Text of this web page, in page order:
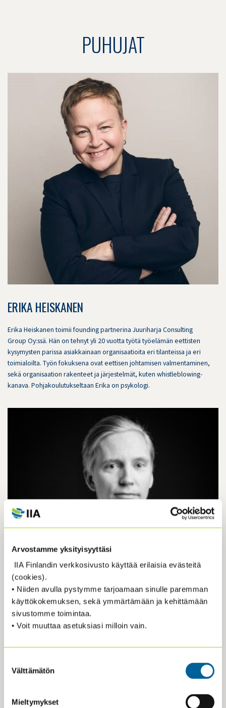
Arvostamme yksityisyyttäsi
IIA Finlandin verkkosivusto käyttää erilaisia evästeitä
(cookies).
• Niiden avulla pystymme tarjoamaan sinulle paremman
käyttökokemuksen, sekä ymmärtämään ja kehittämään
sivustomme toimintaa.
• Voit muuttaa asetuksiasi milloin vain.
valinta
Välttämätön
Mieltymykset
PUHUJAT
ERIKA HEISKANEN
Erika Heiskanen toimii founding partnerina Juuriharja Consulting
Group Oy:ssä. Hän on tehnyt yli 20 vuotta työtä työelämän eettisten
kysymysten parissa asiakkainaan organisaatioita eri tilanteissa ja eri
toimialoilta. Työn fokuksena ovat eettisen johtamisen valmentaminen,
sekä organisaation rakenteet ja järjestelmät, kuten whistleblowing-
kanava. Pohjakoulutukseltaan Erika on psykologi.
JOONAS PIKKARAINEN
Joonas Pikkarainen työskentelee Helsingin kaupungilla vastaten
kaupungin johtamisen ja työkulttuurin kehittämisestä. Keskeinen osa
sen perustan, jonka varaan rakennetaan maailman toimivinta